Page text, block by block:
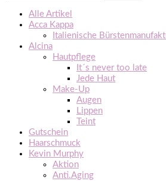
Alle Artikel
Acca Kappa
Italienische
Alcina
Hautpflege
It´s never too late
Jede Haut
Make-Up
Augen
Lippen
Teint
Gutschein
Haarschmuck
Kevin Murphy
Aktion
Anti.Aging